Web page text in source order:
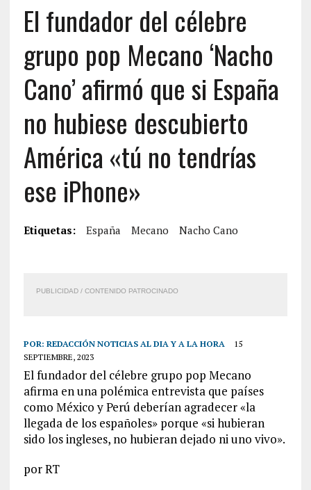
El fundador del célebre
grupo pop Mecano ‘Nacho
Cano’ afirmó que si España
no hubiese descubierto
América «tú no tendrías
ese iPhone»
Etiquetas: España Mecano Nacho Cano
PUBLICIDAD / CONTENIDO PATROCINADO
POR: REDACCIÓN NOTICIAS AL DIA Y A LA HORA
15
SEPTIEMBRE, 2023
El fundador del célebre grupo pop Mecano
afirma en una polémica entrevista que países
como México y Perú deberían agradecer «la
llegada de los españoles» porque «si hubieran
sido los ingleses, no hubieran dejado ni uno vivo».
por RT